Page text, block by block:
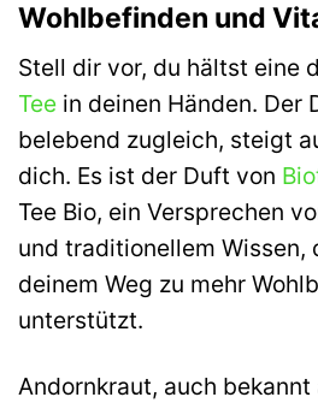
Wohlbefinden und
Stell dir vor, du hältst eine
Tee in deinen Händen. Der
belebend zugleich, steigt
dich. Es ist der Duft von
Tee Bio, ein Versprechen
und traditionellem Wissen,
deinem Weg zu mehr
unterstützt.
Andornkraut, auch